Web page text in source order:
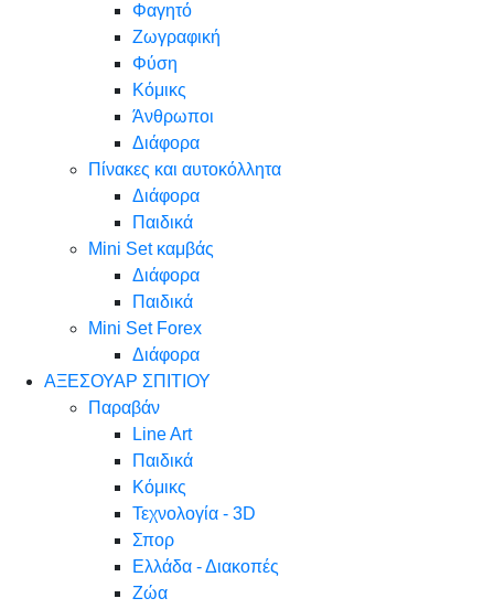
Φαγητό
Ζωγραφική
Φύση
Κόμικς
Άνθρωποι
Διάφορα
Πίνακες και αυτοκόλλητα
Διάφορα
Παιδικά
Mini Set καμβάς
Διάφορα
Παιδικά
Mini Set Forex
Διάφορα
ΑΞΕΣΟΥΑΡ ΣΠΙΤΙΟΥ
Παραβάν
Line Art
Παιδικά
Κόμικς
Τεχνολογία - 3D
Σπορ
Ελλάδα - Διακοπές
Ζώα